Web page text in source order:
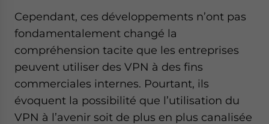
Cependant, ces développements n’ont pas
fondamentalement changé la
compréhension tacite que les entreprises
peuvent utiliser des VPN à des fins
commerciales internes. Pourtant, ils
évoquent la possibilité que l’utilisation du
VPN à l’avenir soit de plus en plus canalisée